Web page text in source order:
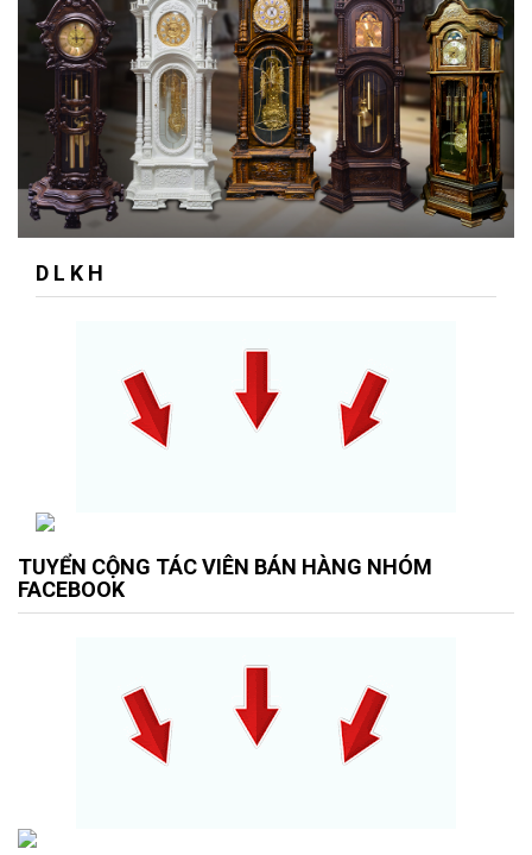
D L K H
TUYỂN CỘNG TÁC VIÊN BÁN HÀNG NHÓM
FACEBOOK